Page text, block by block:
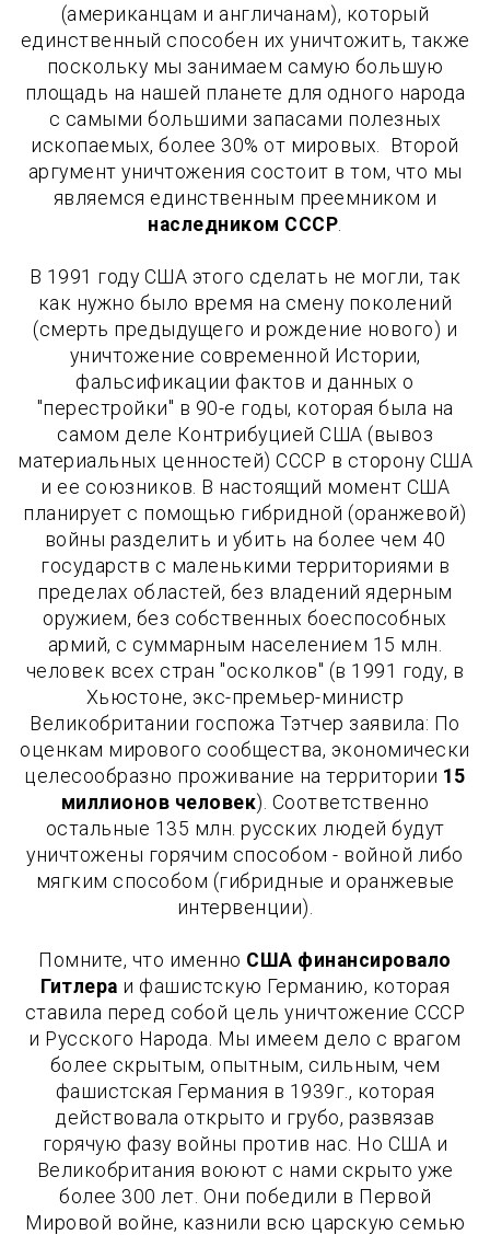
(американцам и англичанам), который
единственный способен их уничтожить, также
поскольку мы занимаем самую большую
площадь на нашей планете для одного народа
с самыми большими запасами полезных
ископаемых, более 30% от мировых. Второй
аргумент уничтожения состоит в том, что мы
являемся единственным преемником и
наследником СССР
В 1991 году США этого сделать не могли, так
как нужно было время на смену поколений
(смерть предыдущего и рождение нового) и
уничтожение современной Истории,
фальсификации фактов и данных о
"перестройки" в 90-е годы, которая была на
самом деле Контрибуцией США (вывоз
материальных ценностей) СССР в сторону США
и ее союзников. В настоящий момент США
планирует с помощью гибридной (оранжевой)
войны разделить и убить на более чем 40
государств с маленькими территориями в
пределах областей, без владений ядерным
оружием, без собственных боеспособных
армий, с суммарным населением 15 млн.
человек всех стран "осколков" (в 1991 году, в
Хьюстоне, экс-премьер-министр
Великобритании госпожа Тэтчер заявила: По
оценкам мирового сообщества, экономически
целесообразно проживание на территории 15
миллионов человек). Соответственно
остальные 135 млн. русских людей будут
уничтожены горячим способом - войной либо
мягким способом (гибридные и оранжевые
интервенции).
Помните, что именно США финансировало
Гитлера и фашистскую Германию, которая
ставила перед собой цель уничтожение СССР
и Русского Народа. Мы имеем дело с врагом
более скрытым, опытным, сильным, чем
фашистская Германия в 1939г., которая
действовала открыто и грубо, развязав
горячую фазу войны против нас. Но США и
Великобритания воюют с нами скрыто уже
более 300 лет. Они победили в Первой
Мировой войне, казнили всю царскую семью